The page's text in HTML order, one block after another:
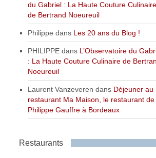
du Gabriel : La Haute Couture Culinaire
de Bertrand Noeureuil
Philippe dans Les 20 ans du Blog !
PHILIPPE dans L’Observatoire du
: La Haute Couture Culinaire de
Noeureuil
Laurent Vanzeveren dans Déjeuner au
restaurant Ma Maison, le restaurant de
Philippe Gauffre à Bordeaux
Restaurants